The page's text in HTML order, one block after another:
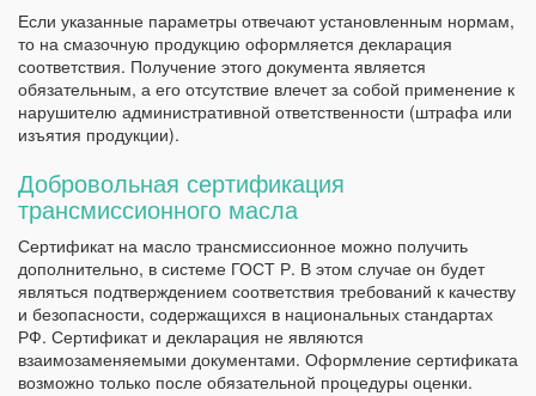
Если указанные параметры отвечают установленным нормам,
то на смазочную продукцию оформляется декларация
соответствия. Получение этого документа является
обязательным, а его отсутствие влечет за собой применение к
нарушителю административной ответственности (штрафа или
изъятия продукции).
Добровольная сертификация
трансмиссионного масла
Сертификат на масло трансмиссионное можно получить
дополнительно, в системе ГОСТ Р. В этом случае он будет
являться подтверждением соответствия требований к качеству
и безопасности, содержащихся в национальных стандартах
РФ. Сертификат и декларация не являются
взаимозаменяемыми документами. Оформление сертификата
возможно только после обязательной процедуры оценки.